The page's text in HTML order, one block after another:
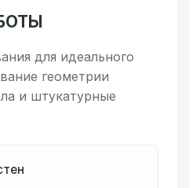
для идеального
геометрии
и штукатурные